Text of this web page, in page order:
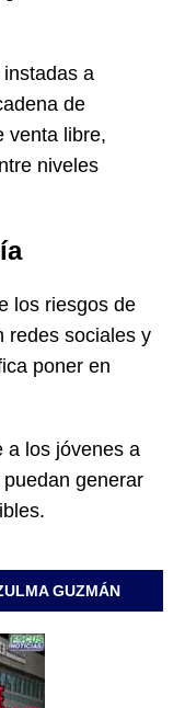
a
de
venta libre,
niveles
los riesgos de
redes sociales y
poner en
a los jóvenes a
generar
GUZMÁN